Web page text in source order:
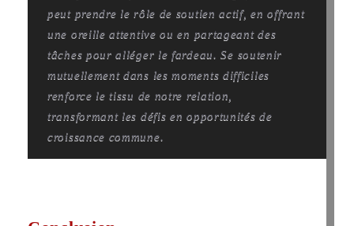
peut prendre le rôle de soutien actif, en offrant
une oreille attentive ou en partageant des
tâches pour alléger le fardeau. Se soutenir
mutuellement dans les moments difficiles
renforce le tissu de notre relation,
transformant les défis en opportunités de
croissance commune.